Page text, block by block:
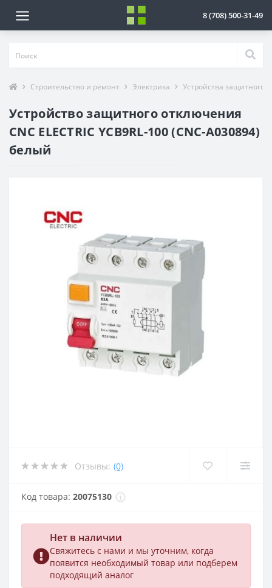
8 (708) 500-31-49
Строительство и ремонт Электрика Устройства защитного
Устройство защитного отключения
CNC ELECTRIC YCB9RL-100 (CNC-A030894)
белый
Отзывы: (0)
Код товара: 20075130
Нет в наличии
Свяжитесь с нами и мы уточним, когда
появится необходимый товар или подберем
подходящий аналог